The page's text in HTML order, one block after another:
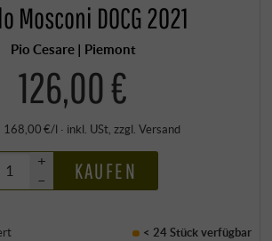
Mosconi DOCG 2021
Pio Cesare | Piemont
126,00 €
168,00 €/l · inkl. USt, zzgl. Versand
+
–
KAUFEN
< 24 Stückverfügbar